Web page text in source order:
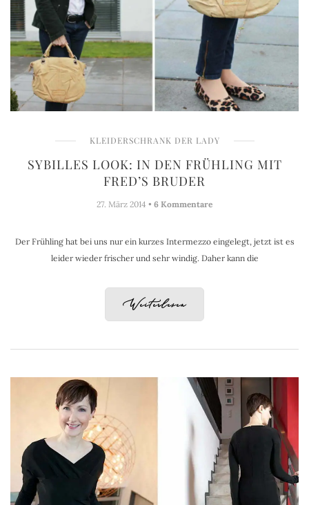
KLEIDERSCHRANK DER LADY
SYBILLES LOOK: IN DEN FRÜHLING MIT
FRED’S BRUDER
27. März 2014 • 6 Kommentare
Der Frühling hat bei uns nur ein kurzes Intermezzo eingelegt, jetzt ist es
leider wieder frischer und sehr windig. Daher kann die
Weiterlesen